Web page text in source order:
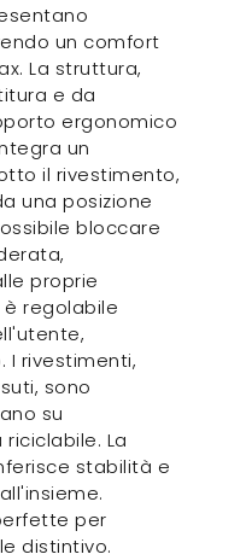
un comfort
La struttura,
e da
ergonomico
un
il rivestimento,
una posizione
bloccare
proprie
è regolabile
I rivestimenti,
sono
su
La
stabilità e
per
distintivo.